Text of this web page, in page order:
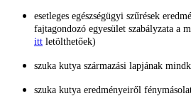
esetleges egészségügyi szűrések
fajtagondozó egyesület szabályzata a
itt letölthetőek)
szuka kutya származási lapjának
szuka kutya eredményeiről